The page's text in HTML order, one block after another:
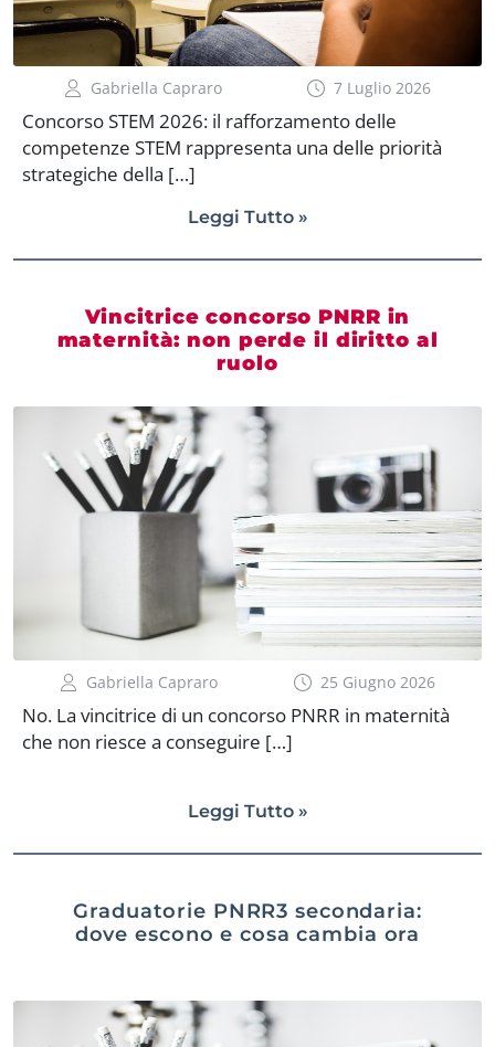
Gabriella Capraro 7 Luglio 2026
Concorso STEM 2026: il rafforzamento delle
competenze STEM rappresenta una delle priorità
strategiche della […]
Leggi Tutto »
Vincitrice concorso PNRR in
maternità: non perde il diritto al
ruolo
Gabriella Capraro 25 Giugno 2026
No. La vincitrice di un concorso PNRR in maternità
che non riesce a conseguire […]
Leggi Tutto »
Graduatorie PNRR3 secondaria:
dove escono e cosa cambia ora